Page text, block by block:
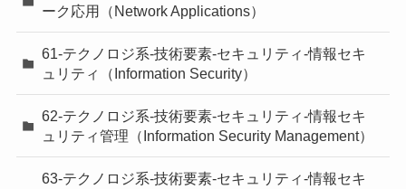
ーク応用（Network Applications）
61-テクノロジ系-技術要素-セキュリティ-情報セキ
ュリティ（Information Security）
62-テクノロジ系-技術要素-セキュリティ-情報セキ
ュリティ管理（Information Security Management）
63-テクノロジ系-技術要素-セキュリティ-情報セキ